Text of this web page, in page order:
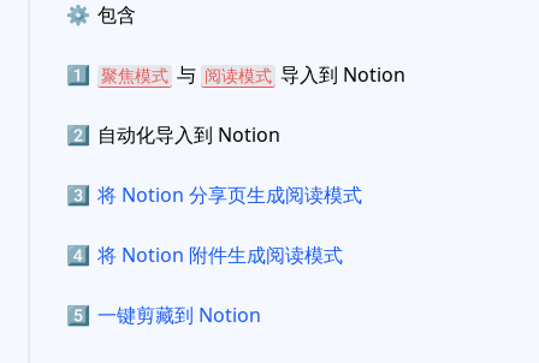
⚙️ 包含
1️⃣ 聚焦模式 与 阅读模式 导入到 Notion
2️⃣ 自动化导入到 Notion
3️⃣ 将 Notion 分享页生成阅读模式
4️⃣ 将 Notion 附件生成阅读模式
5️⃣ 一键剪藏到 Notion